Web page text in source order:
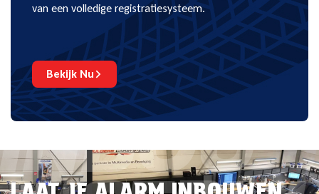
van een volledige registratiesysteem.
Bekijk Nu
INBOU